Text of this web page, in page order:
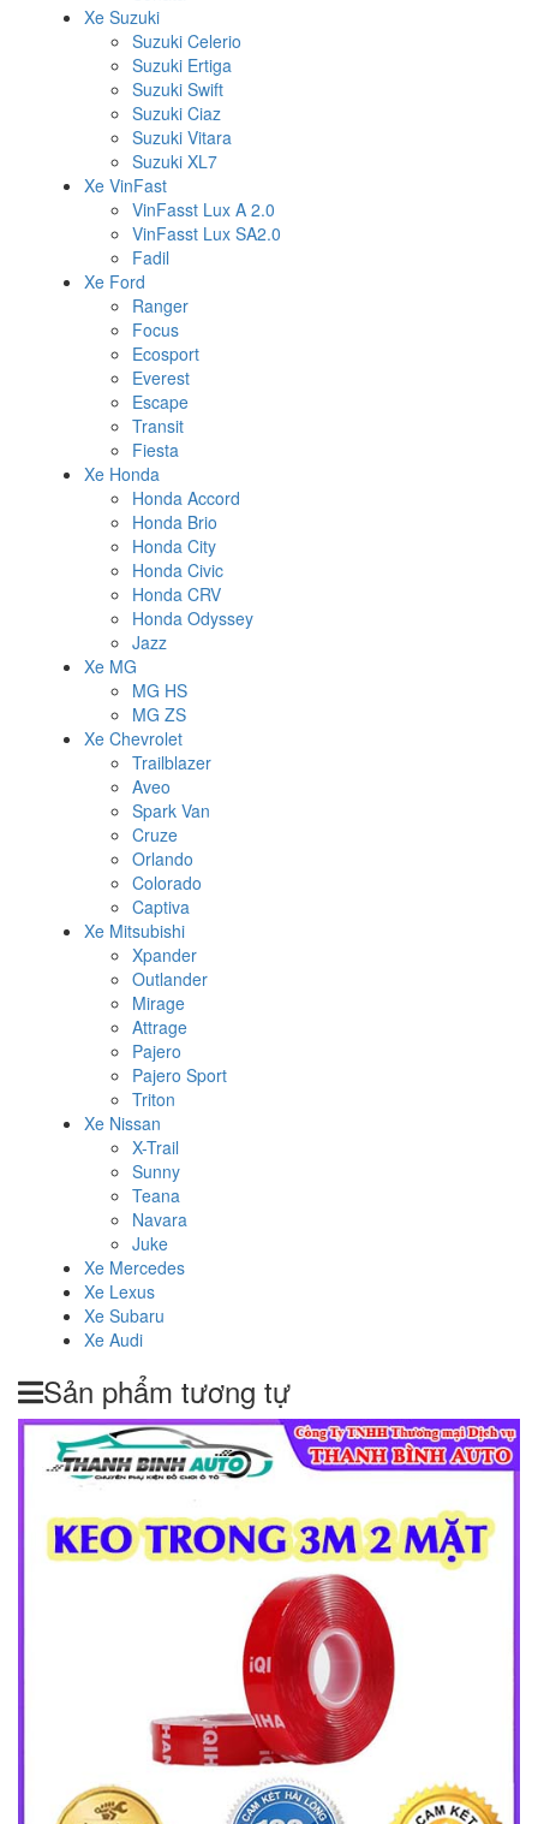
Xe Suzuki
Suzuki Celerio
Suzuki Ertiga
Suzuki Swift
Suzuki Ciaz
Suzuki Vitara
Suzuki XL7
Xe VinFast
VinFasst Lux A 2.0
VinFasst Lux SA2.0
Fadil
Xe Ford
Ranger
Focus
Ecosport
Everest
Escape
Transit
Fiesta
Xe Honda
Honda Accord
Honda Brio
Honda City
Honda Civic
Honda CRV
Honda Odyssey
Jazz
Xe MG
MG HS
MG ZS
Xe Chevrolet
Trailblazer
Aveo
Spark Van
Cruze
Orlando
Colorado
Captiva
Xe Mitsubishi
Xpander
Outlander
Mirage
Attrage
Pajero
Pajero Sport
Triton
Xe Nissan
X-Trail
Sunny
Teana
Navara
Juke
Xe Mercedes
Xe Lexus
Xe Subaru
Xe Audi
Sản phẩm tương tự